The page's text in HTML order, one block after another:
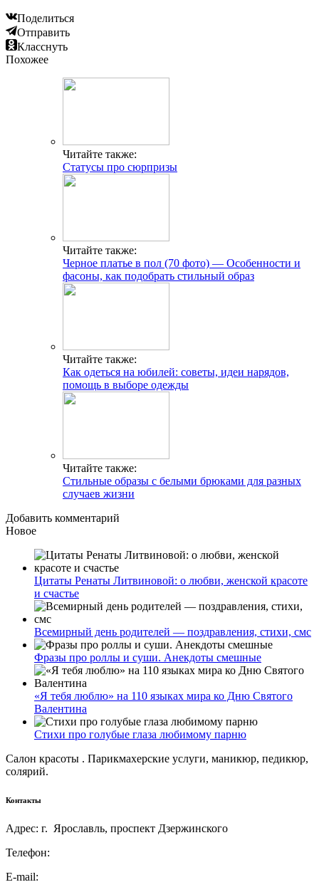
Поделиться
Отправить
Класснуть
Похожее
Читайте также:
Статусы про сюрпризы
Читайте также:
Черное платье в пол (70 фото) — Особенности и
фасоны, как подобрать стильный образ
Читайте также:
Как одеться на юбилей: советы, идеи нарядов,
помощь в выборе одежды
Читайте также:
Стильные образы с белыми брюками для разных
случаев жизни
Добавить комментарий
Новое
Цитаты Ренаты Литвиновой: о любви, женской красоте
и счастье
Всемирный день родителей — поздравления, стихи, смс
Фразы про роллы и суши. Анекдоты смешные
«Я тебя люблю» на 110 языках мира ко Дню Святого
Валентина
Стихи про голубые глаза любимому парню
Салон красоты . Парикмахерские услуги, маникюр, педикюр,
солярий.
Контакты
Адрес: г. Ярославль, проспект Дзержинского
Телефон:
E-mail: